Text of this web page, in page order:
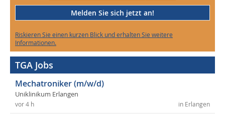
Melden Sie sich jetzt an!
Riskieren Sie einen kurzen Blick und erhalten Sie weitere
Informationen.
TGA Jobs
Mechatroniker (m/w/d)
Uniklinikum Erlangen
in Erlangen
vor 4 h